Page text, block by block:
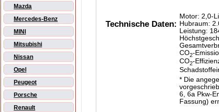
Mazda
Mercedes-Benz
MINI
Mitsubishi
Nissan
Opel
Peugeot
Porsche
Renault
Technische Daten:
Motor: 2,0-
Hubraum:
Leistung:
CO2-
CO2-
* Die
6, 6a Pkw-
Fassung)